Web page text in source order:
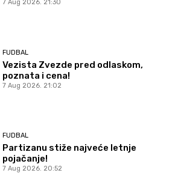
7 Aug 2026. 21:30
FUDBAL
Vezista Zvezde pred odlaskom,
poznata i cena!
7 Aug 2026. 21:02
FUDBAL
Partizanu stiže najveće letnje
pojačanje!
7 Aug 2026. 20:52